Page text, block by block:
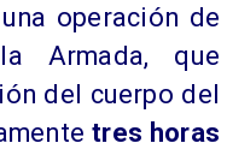
operación de
Armada, que
del cuerpo del
tres horas